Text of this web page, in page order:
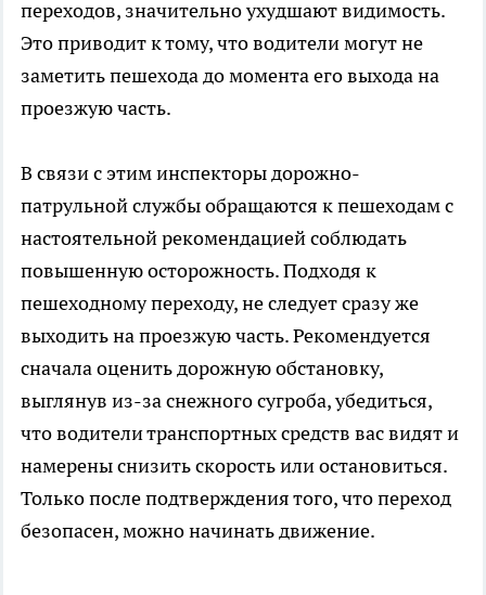
переходов, значительно ухудшают видимость.
Это приводит к тому, что водители могут не
заметить пешехода до момента его выхода на
проезжую часть.
В связи с этим инспекторы дорожно-
патрульной службы обращаются к пешеходам с
настоятельной рекомендацией соблюдать
повышенную осторожность. Подходя к
пешеходному переходу, не следует сразу же
выходить на проезжую часть. Рекомендуется
сначала оценить дорожную обстановку,
выглянув из-за снежного сугроба, убедиться,
что водители транспортных средств вас видят и
намерены снизить скорость или остановиться.
Только после подтверждения того, что переход
безопасен, можно начинать движение.